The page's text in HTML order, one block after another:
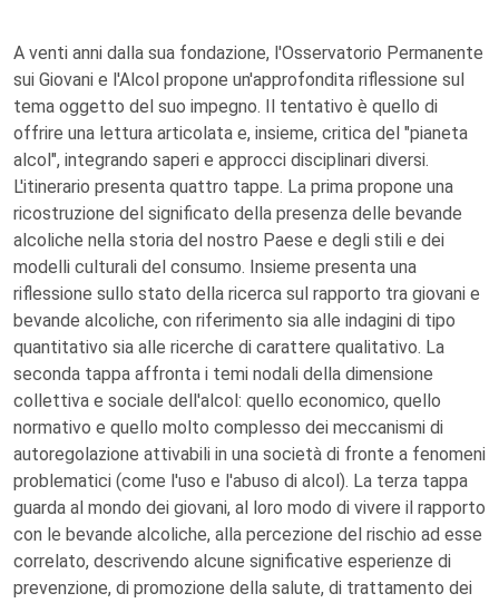
A venti anni dalla sua fondazione, l'Osservatorio Permanente
sui Giovani e l'Alcol propone un'approfondita riflessione sul
tema oggetto del suo impegno. Il tentativo è quello di
offrire una lettura articolata e, insieme, critica del "pianeta
alcol", integrando saperi e approcci disciplinari diversi.
L'itinerario presenta quattro tappe. La prima propone una
ricostruzione del significato della presenza delle bevande
alcoliche nella storia del nostro Paese e degli stili e dei
modelli culturali del consumo. Insieme presenta una
riflessione sullo stato della ricerca sul rapporto tra giovani e
bevande alcoliche, con riferimento sia alle indagini di tipo
quantitativo sia alle ricerche di carattere qualitativo. La
seconda tappa affronta i temi nodali della dimensione
collettiva e sociale dell'alcol: quello economico, quello
normativo e quello molto complesso dei meccanismi di
autoregolazione attivabili in una società di fronte a fenomeni
problematici (come l'uso e l'abuso di alcol). La terza tappa
guarda al mondo dei giovani, al loro modo di vivere il rapporto
con le bevande alcoliche, alla percezione del rischio ad esse
correlato, descrivendo alcune significative esperienze di
prevenzione, di promozione della salute, di trattamento dei